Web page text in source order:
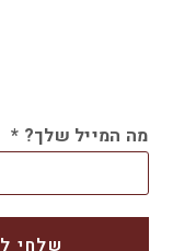
מה המייל שלך? *